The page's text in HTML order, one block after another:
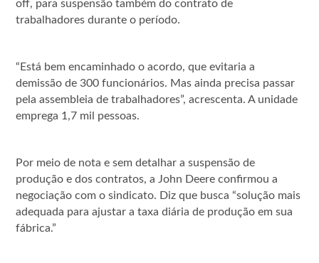
off, para suspensão também do contrato de
trabalhadores durante o período.
“Está bem encaminhado o acordo, que evitaria a
demissão de 300 funcionários. Mas ainda precisa passar
pela assembleia de trabalhadores”, acrescenta. A unidade
emprega 1,7 mil pessoas.
Por meio de nota e sem detalhar a suspensão de
produção e dos contratos, a John Deere confirmou a
negociação com o sindicato. Diz que busca “solução mais
adequada para ajustar a taxa diária de produção em sua
fábrica.”